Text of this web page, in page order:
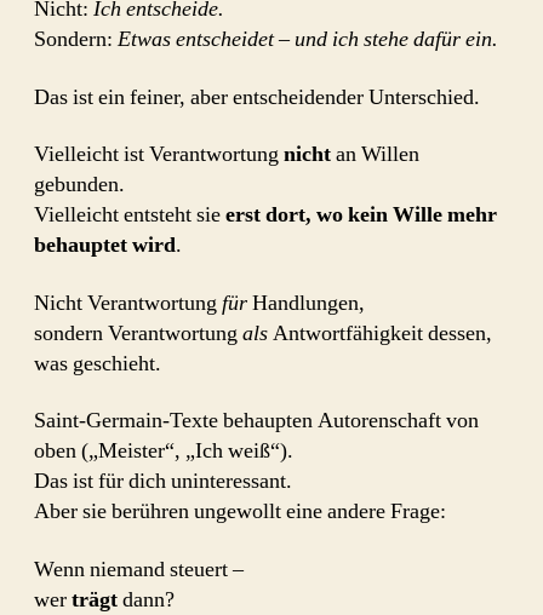
Nicht: Ich entscheide.
Sondern: Etwas entscheidet – und ich stehe dafür ein.
Das ist ein feiner, aber entscheidender Unterschied.
Vielleicht ist Verantwortungnichtan Willen
gebunden.
Vielleicht entsteht sieerst dort, wo kein Wille mehr
behauptet wird.
Nicht VerantwortungfürHandlungen,
sondern VerantwortungalsAntwortfähigkeit dessen,
was geschieht.
Saint-Germain-Texte behaupten Autorenschaft von
oben („Meister“, „Ich weiß“).
Das ist für dich uninteressant.
Aber sie berühren ungewollt eine andere Frage:
Wenn niemand steuert –
werträgtdann?